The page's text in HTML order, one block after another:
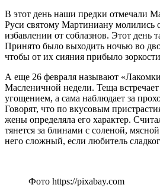
В этот день наши предки отмечали
Руси святому Мартиниану молились
избавлении от соблазнов. Этот день
Принято было выходить ночью во
чтобы от их сияния прибыло
А еще 26 февраля называют
Масленичной недели. Теща встречает
угощением, а сама наблюдает за
Говорят, что по вкусовым
жены определяла его характер.
тянется за блинами с соленой,
него сложный, если любитель
Фото https://pixabay.com